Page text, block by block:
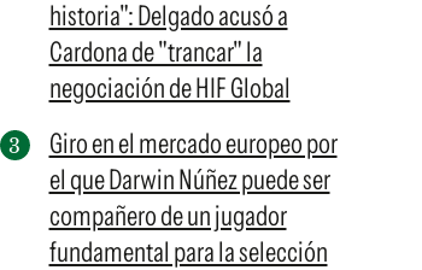
historia": Delgado acusó a
Cardona de "trancar" la
negociación de HIF Global
Giro en el mercado europeo por
el que Darwin Núñez puede ser
compañero de un jugador
fundamental para la selección